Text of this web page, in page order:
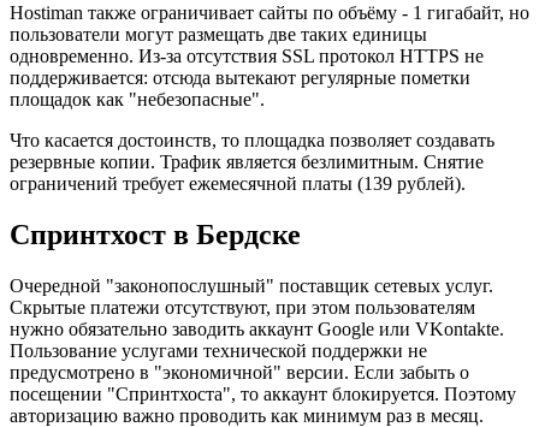
Hostiman также ограничивает сайты по объёму - 1 гигабайт, но
пользователи могут размещать две таких единицы
одновременно. Из-за отсутствия SSL протокол HTTPS не
поддерживается: отсюда вытекают регулярные пометки
площадок как "небезопасные".
Что касается достоинств, то площадка позволяет создавать
резервные копии. Трафик является безлимитным. Снятие
ограничений требует ежемесячной платы (139 рублей).
Спринтхост в Бердске
Очередной "законопослушный" поставщик сетевых услуг.
Скрытые платежи отсутствуют, при этом пользователям
нужно обязательно заводить аккаунт Google или VKontakte.
Пользование услугами технической поддержки не
предусмотрено в "экономичной" версии. Если забыть о
посещении "Спринтхоста", то аккаунт блокируется. Поэтому
авторизацию важно проводить как минимум раз в месяц.